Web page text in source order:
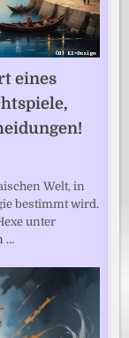
eines
Welt, in
bestimmt wird.
unter
…